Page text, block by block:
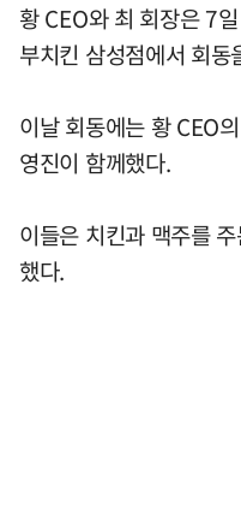
황 CEO와 최 회장은 7
부치킨 삼성점에서 회동
이날 회동에는 황 CEO
영진이 함께했다.
이들은 치킨과 맥주를
했다.